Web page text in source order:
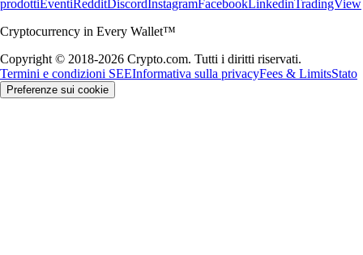
prodottiEventiRedditDiscordInstagramFacebookLinkedinTradingView
Cryptocurrency in Every Wallet™
Copyright © 2018-2026 Crypto.com. Tutti i diritti riservati.
Termini e condizioni SEEInformativa sulla privacyFees & LimitsStato
Preferenze sui cookie